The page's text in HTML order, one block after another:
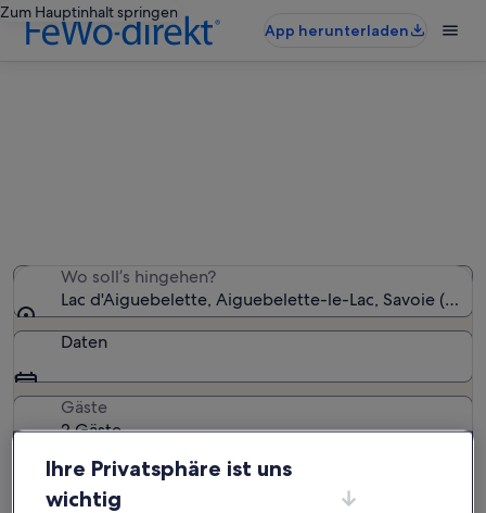
Zum Hauptinhalt springen
App herunterladen
Wo soll’s hingehen?
Lac d'Aiguebelette, Aiguebelette-le-Lac, Savoie
Daten
Gäste
2 Gäste
Ihre Privatsphäre ist uns
wichtig